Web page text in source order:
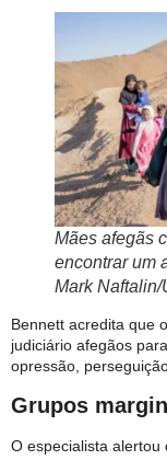
Mães afegãs
encontrar um
Mark Naftalin/
Bennett acredita que
judiciário afegãos
opressão,
Grupos
O especialista alertou